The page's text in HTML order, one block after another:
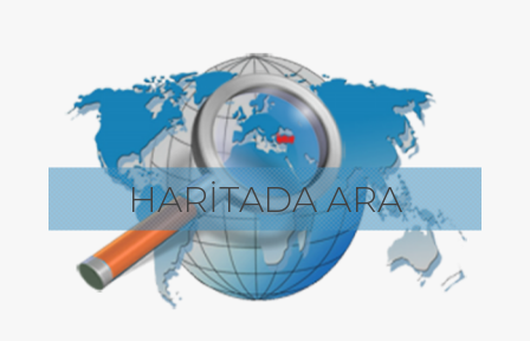
HARİTADA ARA